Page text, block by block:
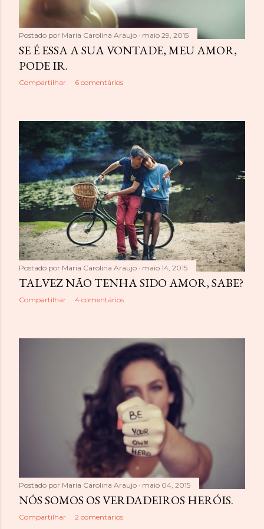
n
s
Postado por Maria Carolina Araujo maio 29, 2015
SE É ESSA A SUA VONTADE, MEU AMOR,
PODE IR.
Compartilhar 6 comentários
Postado por Maria Carolina Araujo maio 14, 2015
TALVEZ NÃO TENHA SIDO AMOR, SABE?
Compartilhar 4 comentários
Postado por Maria Carolina Araujo maio 04, 2015
NÓS SOMOS OS VERDADEIROS HERÓIS.
Compartilhar 2 comentários